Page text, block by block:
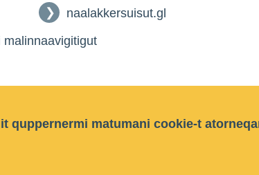
naalakkersuisut.gl
malinnaavigitigut
quppernermi matumani cookie-t